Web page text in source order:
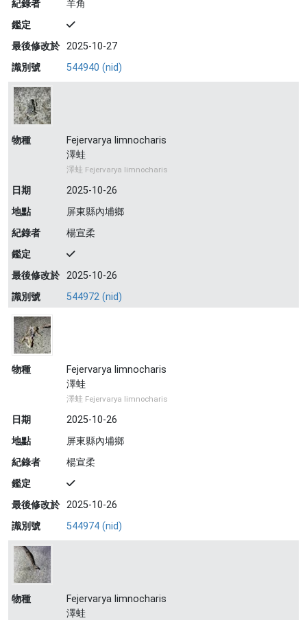
紀錄者
羊角
鑑定
最後修改於 2025-10-27
識別號
544940 (nid)
物種
Fejervarya limnocharis
澤蛙
澤蛙 Fejervarya limnocharis
日期
2025-10-26
地點
屏東縣內埔鄉
紀錄者
楊宣柔
鑑定
最後修改於 2025-10-26
識別號
544972 (nid)
物種
Fejervarya limnocharis
澤蛙
澤蛙 Fejervarya limnocharis
日期
2025-10-26
地點
屏東縣內埔鄉
紀錄者
楊宣柔
鑑定
最後修改於 2025-10-26
識別號
544974 (nid)
物種
Fejervarya limnocharis
澤蛙